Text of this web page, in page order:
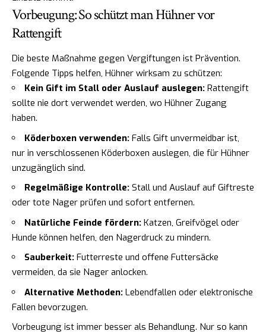
Vorbeugung: So schützt man Hühner vor
Rattengift
Die beste Maßnahme gegen Vergiftungen ist Prävention.
Folgende Tipps helfen, Hühner wirksam zu schützen:
Kein Gift im Stall oder Auslauf auslegen: Rattengift
sollte nie dort verwendet werden, wo Hühner Zugang
haben.
Köderboxen verwenden: Falls Gift unvermeidbar ist,
nur in verschlossenen Köderboxen auslegen, die für Hühner
unzugänglich sind.
Regelmäßige Kontrolle: Stall und Auslauf auf Giftreste
oder tote Nager prüfen und sofort entfernen.
Natürliche Feinde fördern: Katzen, Greifvögel oder
Hunde können helfen, den Nagerdruck zu mindern.
Sauberkeit: Futterreste und offene Futtersäcke
vermeiden, da sie Nager anlocken.
Alternative Methoden: Lebendfallen oder elektronische
Fallen bevorzugen.
Vorbeugung ist immer besser als Behandlung. Nur so kann